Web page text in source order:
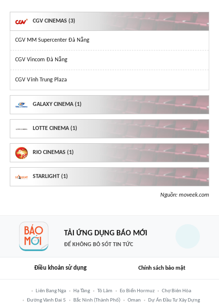
CGV CINEMAS (3)
CGV MM Supercenter Đà Nẵng
CGV Vincom Đà Nẵng
CGV Vĩnh Trung Plaza
GALAXY CINEMA (1)
LOTTE CINEMA (1)
RIO CINEMAS (1)
STARLIGHT (1)
Nguồn: moveek.com
TẢI ỨNG DỤNG BÁO MỚI
ĐỂ KHÔNG BỎ SÓT TIN TỨC
Điều khoản sử dụng Chính sách bảo mật
Liên Bang Nga Hạ Tầng Tô Lâm Eo Biển Hormuz
Chợ Biên Hòa
Đường Vành Đai 5
Bắc Ninh (thành Phố) Oman Dự Án Đầu Tư Xây Dựng